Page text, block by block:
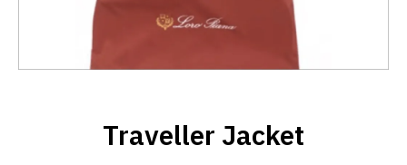
Traveller Jacket